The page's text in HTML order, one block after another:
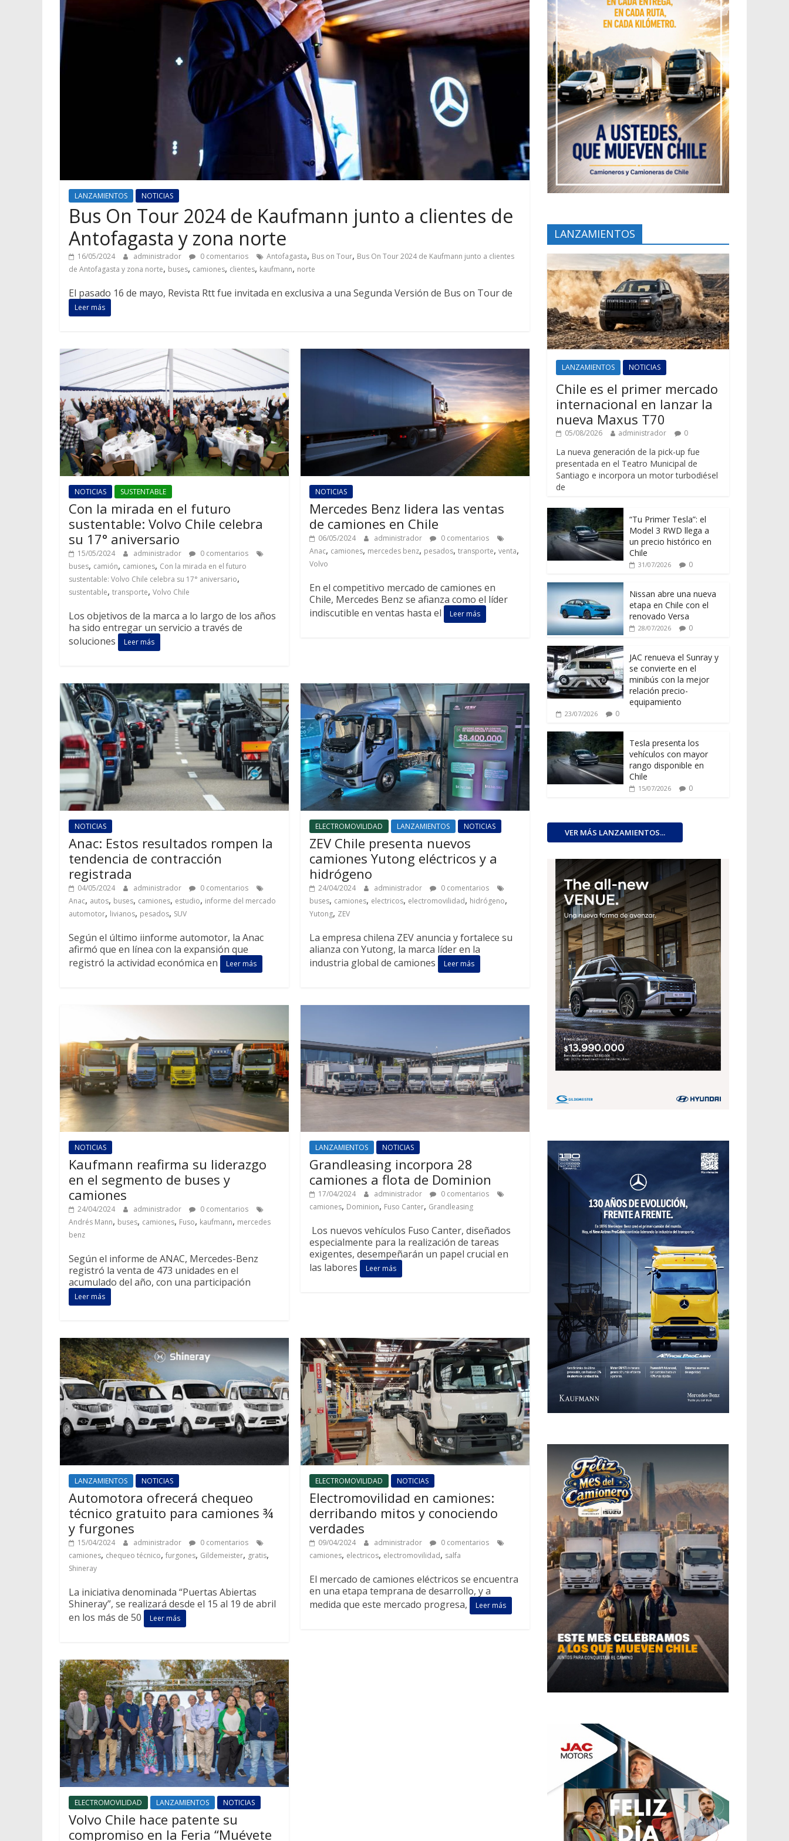
LANZAMIENTOS NOTICIAS
Bus On Tour 2024 de Kaufmann junto a clientes de
Antofagasta y zona norte
16/05/2024 administrador 0 comentarios Antofagasta, Bus on Tour, Bus On Tour 2024 de Kaufmann junto a clientes
de Antofagasta y zona norte, buses, camiones, clientes, kaufmann, norte
El pasado 16 de mayo, Revista Rtt fue invitada en exclusiva a una Segunda Versión de Bus on Tour de
Leer más
NOTICIAS SUSTENTABLE
Con la mirada en el futuro
sustentable: Volvo Chile celebra
su 17° aniversario
15/05/2024 administrador
0 comentarios
buses, camión, camiones, Con la mirada en el futuro
sustentable: Volvo Chile celebra su 17° aniversario,
sustentable, transporte, Volvo Chile
Los objetivos de la marca a lo largo de los años
ha sido entregar un servicio a través de
soluciones
Leer más
NOTICIAS
Mercedes Benz lidera las ventas
de camiones en Chile
06/05/2024 administrador
0 comentarios
Anac, camiones, mercedes benz, pesados,transporte,venta,
Volvo
En el competitivo mercado de camiones en
Chile, Mercedes Benz se afianza como el líder
indiscutible en ventas hasta el
Leer más
NOTICIAS
Anac: Estos resultados rompen la
tendencia de contracción
registrada
04/05/2024 administrador
0 comentarios
Anac, autos, buses, camiones, estudio, informe del mercado
automotor, livianos, pesados, SUV
Según el último iinforme automotor, la Anac
afirmó que en línea con la expansión que
registró la actividad económica en
Leer más
ELECTROMOVILIDAD LANZAMIENTOS NOTICIAS
ZEV Chile presenta nuevos
camiones Yutong eléctricos y a
hidrógeno
24/04/2024 administrador
0 comentarios
buses, camiones, electricos, electromovilidad, hidrógeno,
Yutong, ZEV
La empresa chilena ZEV anuncia y fortalece su
alianza con Yutong, la marca líder en la
industria global de camiones
Leer más
NOTICIAS
Kaufmann reafirma su liderazgo
en el segmento de buses y
camiones
24/04/2024 administrador
0 comentarios
Andrés Mann, buses, camiones, Fuso, kaufmann, mercedes
benz
Según el informe de ANAC, Mercedes-Benz
registró la venta de 473 unidades en el
acumulado del año, con una participación
Leer más
LANZAMIENTOS NOTICIAS
Grandleasing incorpora 28
camiones a flota de Dominion
17/04/2024 administrador
0 comentarios
camiones, Dominion, Fuso Canter, Grandleasing
Los nuevos vehículos Fuso Canter, diseñados
especialmente para la realización de tareas
exigentes, desempeñarán un papel crucial en
las labores
Leer más
LANZAMIENTOS NOTICIAS
Automotora ofrecerá chequeo
técnico gratuito para camiones ¾
y furgones
15/04/2024 administrador
0 comentarios
camiones, chequeo técnico, furgones, Gildemeister, gratis,
Shineray
La iniciativa denominada “Puertas Abiertas
Shineray”, se realizará desde el 15 al 19 de abril
en los más de 50
Leer más
ELECTROMOVILIDAD NOTICIAS
Electromovilidad en camiones:
derribando mitos y conociendo
verdades
09/04/2024 administrador
0 comentarios
camiones, electricos, electromovilidad, salfa
El mercado de camiones eléctricos se encuentra
en una etapa temprana de desarrollo, y a
medida que este mercado progresa,
Leer más
ELECTROMOVILIDAD LANZAMIENTOS NOTICIAS
Volvo Chile hace patente su
compromiso en la Feria “Muévete
LANZAMIENTOS
LANZAMIENTOS NOTICIAS
Chile es el primer mercado
internacional en lanzar la
nueva Maxus T70
05/08/2026 administrador 0
La nueva generación de la pick-up fue
presentada en el Teatro Municipal de
Santiago e incorpora un motor turbodiésel
de
“Tu Primer Tesla”: el
Model 3 RWD llega a
un precio histórico en
Chile
31/07/2026 0
Nissan abre una nueva
etapa en Chile con el
renovado Versa
28/07/2026 0
JAC renueva el Sunray y
se convierte en el
minibús con la mejor
relación precio-
equipamiento
23/07/2026 0
Tesla presenta los
vehículos con mayor
rango disponible en
Chile
15/07/2026 0
VER MÁS LANZAMIENTOS...